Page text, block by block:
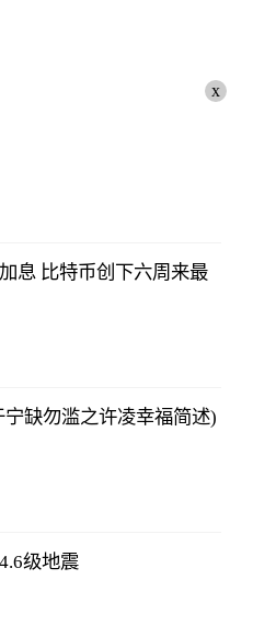
x
息 比特币创下六周来最
缺勿滥之许凌幸福简述)
级地震